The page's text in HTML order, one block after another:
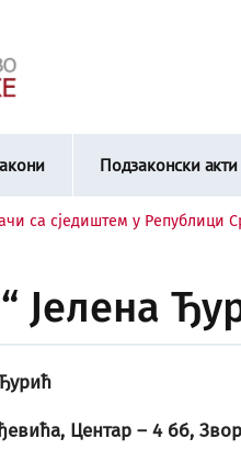
Подзаконски акти
са сједиштем у Републици
Јелена
Центар – 4 бб,